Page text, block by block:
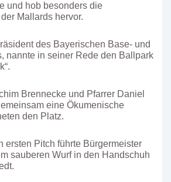
und hob besonders die
Mallards hervor.
des Bayerischen Base- und
nannte in seiner Rede den Ballpark
Brennecke und Pfarrer Daniel
eine Ökumenische
den Platz.
ersten Pitch führte Bürgermeister
sauberen Wurf in den Handschuh